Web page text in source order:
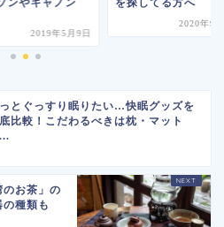
ンやキャノン
2019年5月9日
を探してる方へ
2020年9
とぐっすり眠りたい…快眠グッズを
比較！こだわるべきは枕・マット
お茶」の
種類も